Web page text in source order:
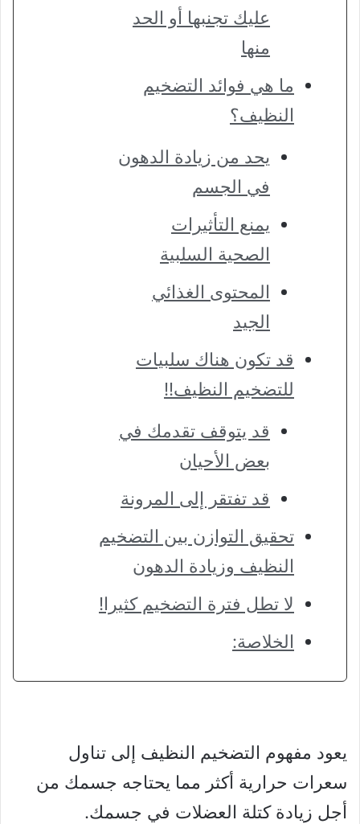
عليك تجنبها أو الحد
منها
ما هي فوائد التضخيم
النظيف؟
يحد من زيادة الدهون
في الجسم
يمنع التأثيرات
الصحية السلبية
المحتوى الغذائي
الجيد
قد تكون هناك سلبيات
للتضخيم النظيف!!
قد يتوقف تقدمك في
بعض الأحيان
قد تفتقر إلى المرونة
تحقيق التوازن بين التضخيم
النظيف وزيادة الدهون
لا تطل فترة التضخيم كثيرا!
الخلاصة:
يعود مفهوم التضخيم النظيف إلى تناول
سعرات حرارية أكثر مما يحتاجه جسمك من
أجل زيادة كتلة العضلات في جسمك.